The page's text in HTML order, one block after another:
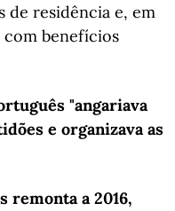
de residência e, em
benefícios
"angariava
e organizava as
remonta a 2016,